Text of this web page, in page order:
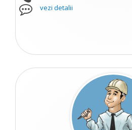
vezi detalii